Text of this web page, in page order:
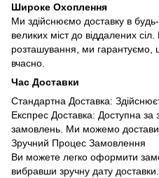
Широке Охоплення
Ми здійснюємо доставку в
великих міст до віддалених
розташування, ми гарантуємо,
вчасно.
Час Доставки
Стандартна Доставка:
Експрес Доставка: Доступна за
замовлень. Ми можемо
Зручний Процес Замовлення
Ви можете легко оформити
вибравши зручну дату